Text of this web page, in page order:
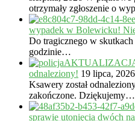
otrzymały zgłoszenie o
wypadek w Bolewicku!
Do tragicznego w
godzinie…
odnaleziony! 19 lipca, 2026
Ksawery został
zakończone. Dziękujemy…
sprawie utonięcia dwóch